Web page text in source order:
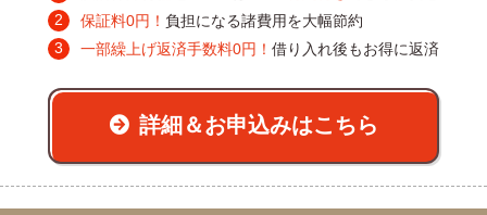
保証料0円！ 負担になる諸費用を大幅節約
一部繰上げ返済手数料0円！ 借り入れ後もお得に返済
詳細＆お申込みはこちら